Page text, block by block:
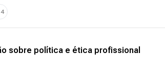
4
sobre política e ética profissional